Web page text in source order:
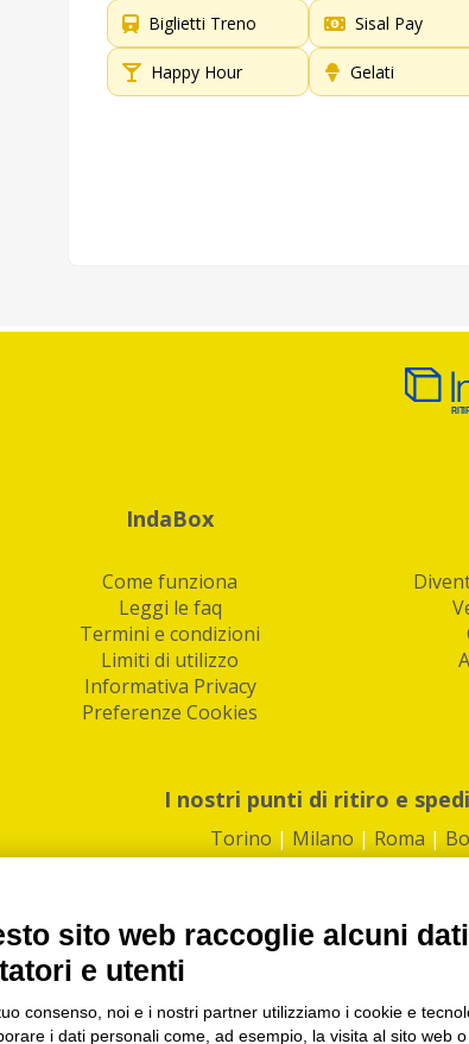
Biglietti Treno Sisal Pay
Happy Hour Gelati
IndaBox
Come funziona
Leggi le faq
Termini e condizioni
Limiti di utilizzo
Informativa Privacy
Preferenze Cookies
I nostri punti di ritiro e
Torino | Milano | Roma |
PI/CF/N°Iscr.: 10821360012 | REA: RM 1494760
IndaBox | Oltre 11.500 punti di ritiro tra Bar,
sito web raccoglie alcuni
e utenti
consenso, noi e i nostri partner utilizziamo i cookie e
i dati personali come, ad esempio, la visita al sito web